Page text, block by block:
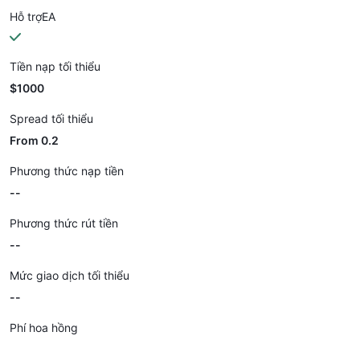
Hỗ trợEA
Tiền nạp tối thiểu
$1000
Spread tối thiểu
From 0.2
Phương thức nạp tiền
--
Phương thức rút tiền
--
Mức giao dịch tối thiểu
--
Phí hoa hồng